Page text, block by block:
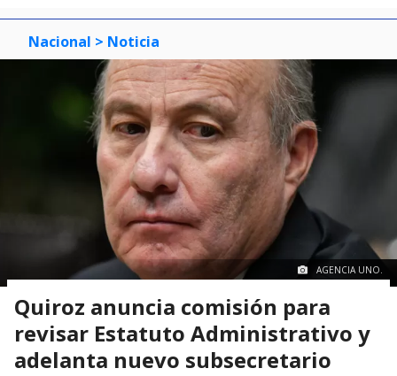
Nacional > Noticia
AGENCIA UNO.
Quiroz anuncia comisión para
revisar Estatuto Administrativo y
adelanta nuevo subsecretario